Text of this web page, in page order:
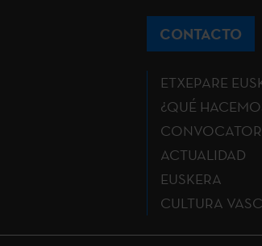
CONTACTO
ETXEPARE
¿QUÉ
ACTUALIDAD
EUSKERA
CULTURA